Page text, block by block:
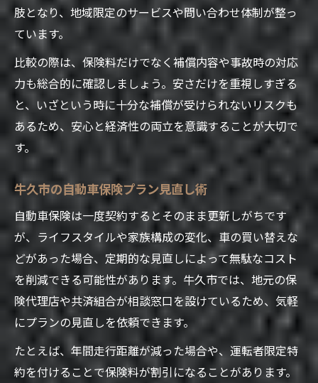
肢となり、地域限定のサービスや問い合わせ体制が整っ
ています。
比較の際は、保険料だけでなく補償内容や事故時の対応
力も総合的に確認しましょう。安さだけを重視しすぎる
と、いざという時に十分な補償が受けられないリスクも
あるため、安心と経済性の両立を意識することが大切で
す。
牛久市の自動車保険プラン見直し術
自動車保険は一度契約するとそのまま更新しがちです
が、ライフスタイルや家族構成の変化、車の買い替えな
どがあった場合、定期的な見直しによって無駄なコスト
を削減できる可能性があります。牛久市では、地元の保
険代理店や共済組合が相談窓口を設けているため、気軽
にプランの見直しを依頼できます。
たとえば、年間走行距離が減った場合や、運転者限定特
約を付けることで保険料が割引になることがあります。